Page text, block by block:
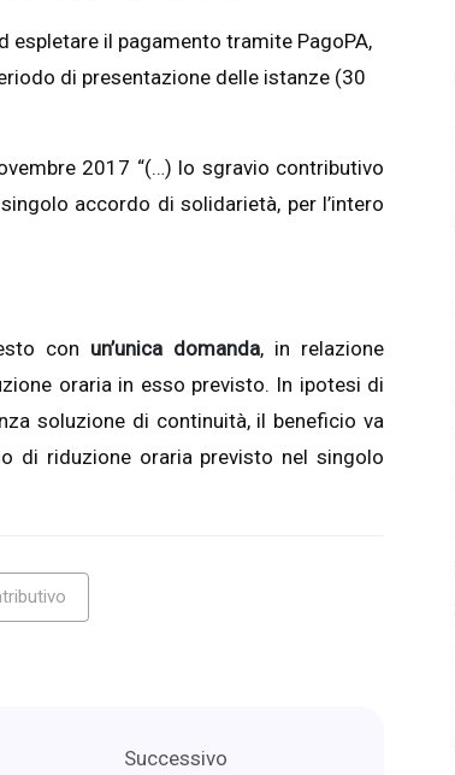
il pagamento tramite PagoPA,
di presentazione delle istanze (30
2017 “(…) lo sgravio contributivo
accordo di solidarietà, per l’intero
con un’unica domanda, in relazione
oraria in esso previsto. In ipotesi di
soluzione di continuità, il beneficio va
di riduzione oraria previsto nel singolo
Successivo